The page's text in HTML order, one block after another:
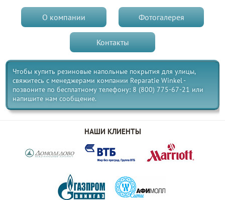
О компании Фотогалерея
Контакты
Чтобы купить резиновые напольные покрытия для улицы,
свяжитесь с менеджерами компании Reparatie Winkel -
позвоните по бесплатному телефону: 8 (800) 775-67-21 или
напишите нам сообщение.
НАШИ КЛИЕНТЫ